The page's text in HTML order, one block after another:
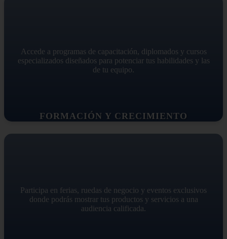
FORMACIÓN Y CRECIMIENTO
Accede a programas de capacitación, diplomados y cursos
especializados diseñados para potenciar tus habilidades y las
de tu equipo.
Participa en ferias, ruedas de negocio y eventos exclusivos
donde podrás mostrar tus productos y servicios a una
audiencia calificada.